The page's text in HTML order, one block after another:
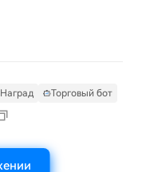
разделить $20
Торговый бот